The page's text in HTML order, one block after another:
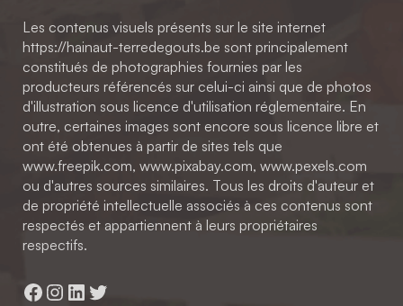
Les contenus visuels présents sur le site internet
https://hainaut-terredegouts.be sont principalement
constitués de photographies fournies par les
producteurs référencés sur celui-ci ainsi que de photos
d'illustration sous licence d'utilisation réglementaire. En
outre, certaines images sont encore sous licence libre et
ont été obtenues à partir de sites tels que
www.freepik.com, www.pixabay.com, www.pexels.com
ou d'autres sources similaires. Tous les droits d'auteur et
de propriété intellectuelle associés à ces contenus sont
respectés et appartiennent à leurs propriétaires
respectifs.
Facebook
Instagram
LinkedIn
Twitter